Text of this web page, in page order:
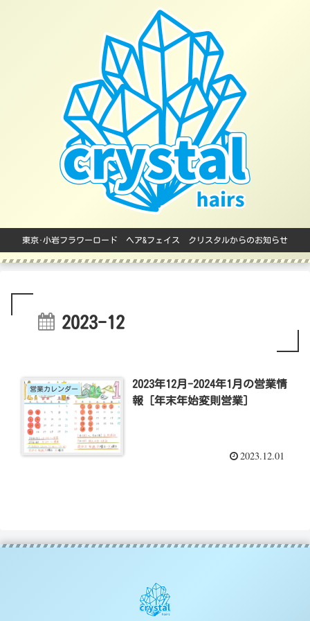
東京･小岩フラワーロード ヘア&フェイス クリスタルからのお知らせ
2023-12
営業カレンダー
2023年12月-2024年1月の営業情
報 [年末年始変則営業]
2023.12.01